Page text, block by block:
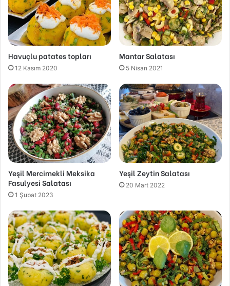
Havuçlu patates topları
12 Kasım 2020
Mantar Salatası
5 Nisan 2021
Yeşil Mercimekli Meksika
Fasulyesi Salatası
1 Şubat 2023
Yeşil Zeytin Salatası
20 Mart 2022